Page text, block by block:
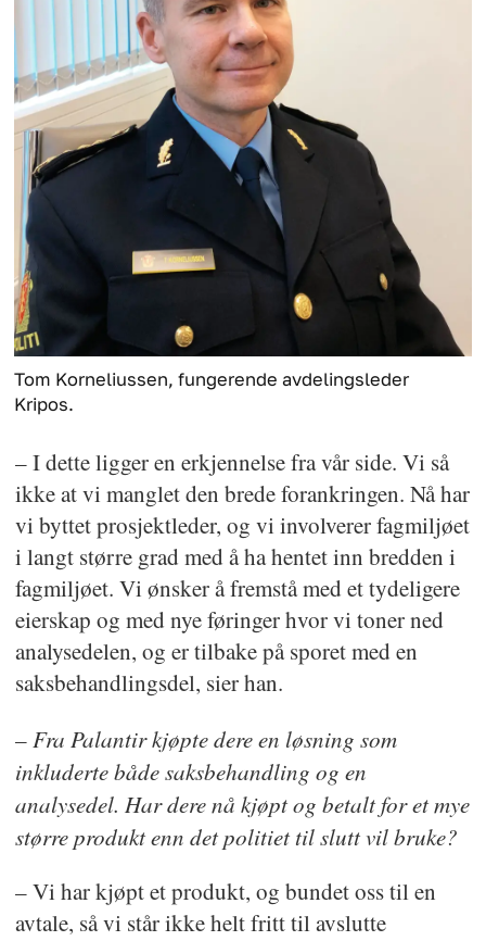
Tom Korneliussen, fungerende avdelingsleder
Kripos.
– I dette ligger en erkjennelse fra vår side. Vi så
ikke at vi manglet den brede forankringen. Nå har
vi byttet prosjektleder, og vi involverer fagmiljøet
i langt større grad med å ha hentet inn bredden i
fagmiljøet. Vi ønsker å fremstå med et tydeligere
eierskap og med nye føringer hvor vi toner ned
analysedelen, og er tilbake på sporet med en
saksbehandlingsdel, sier han.
– Fra Palantir kjøpte dere en løsning som
inkluderte både saksbehandling og en
analysedel. Har dere nå kjøpt og betalt for et mye
større produkt enn det politiet til slutt vil bruke?
– Vi har kjøpt et produkt, og bundet oss til en
avtale, så vi står ikke helt fritt til avslutte